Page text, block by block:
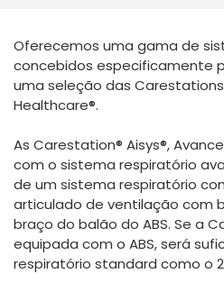
International
Oferecemos uma gama de
concebidos especificamente
uma seleção das
Healthcare®.
As Carestation® Aisys®,
com o sistema respiratório
de um sistema respiratório
articulado de ventilação com
braço do balão do ABS. Se a
equipada com o ABS, será
respiratório standard como o